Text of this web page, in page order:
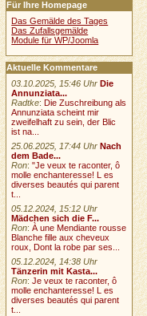
Für Ihre Homepage
Das Gemälde des Tages
Das Zufallsgemälde
Module für WP/Joomla
Aktuelle Kommentare
03.10.2025, 15:46 Uhr Die
Annunziata...
Radtke: Die Zuschreibung als
Annunziata scheint mir
zweifelhaft zu sein, der Blic
ist na...
25.06.2025, 17:44 Uhr Nach
dem Bade...
Ron:"Je veux te raconter, ô
molle enchanteresse! L es
diverses beautés qui parent
t...
05.12.2024, 15:12 Uhr
Mädchen sich die F...
Ron:À une Mendiante rousse
Blanche fille aux cheveux
roux, Dont la robe par ses...
05.12.2024, 14:38 Uhr
Tänzerin mit Kasta...
Ron:Je veux te raconter, ô
molle enchanteresse! L es
diverses beautés qui parent
t...